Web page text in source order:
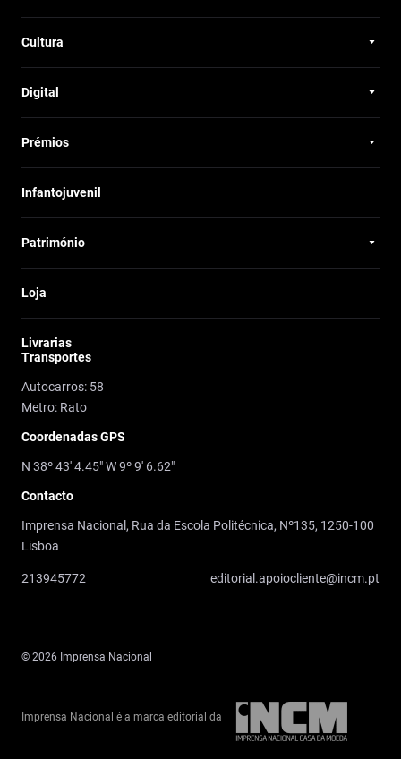
Cultura
Digital
Prémios
Infantojuvenil
Património
Loja
Livrarias
Transportes
Autocarros: 58
Metro: Rato
Coordenadas GPS
N 38º 43' 4.45" W 9º 9' 6.62"
Contacto
Imprensa Nacional, Rua da Escola Politécnica, Nº135, 1250-100
Lisboa
213945772 editorial.apoiocliente@incm.pt
© 2026 Imprensa Nacional
Imprensa Nacional é a marca editorial da